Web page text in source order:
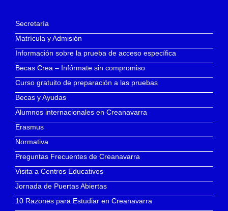
Secretaría
Matrícula y Admisión
Información sobre la prueba de acceso específica
Becas Crea – Infórmate sin compromiso
Curso gratuito de preparación a las pruebas
Becas y Ayudas
Alumnos internacionales en Creanavarra
Erasmus
Normativa
Preguntas Frecuentes de Creanavarra
Visita a Centros Educativos
Jornada de Puertas Abiertas
10 Razones para Estudiar en Creanavarra